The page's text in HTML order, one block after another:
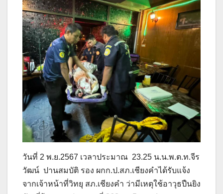
วันที่ 2 พ.ย.2567 เวลาประมาณ 23.25 น.น.พ.ต.ท.จีร
วัฒน์ ปานสมบัติ รอง ผกก.ป.สภ.เชียงคำได้รับแจ้ง
จากเจ้าหน้าที่วิทยุ สภ.เชียงคำ ว่ามีเหตุใช้อาวุธปืนยิง